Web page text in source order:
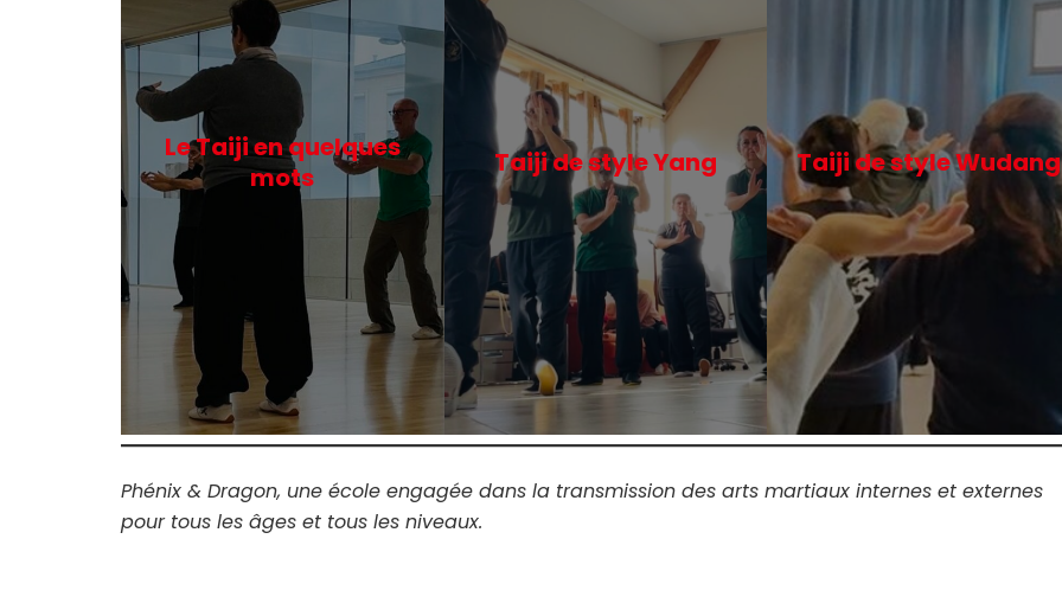
Le Taiji en quelques
mots
Taiji de style Yang Taiji de style Wudang
Phénix & Dragon, une école engagée dans la transmission des arts martiaux internes et externes
pour tous les âges et tous les niveaux.